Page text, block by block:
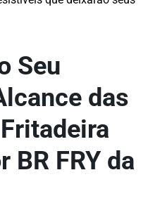
Seu
das
BR FRY da